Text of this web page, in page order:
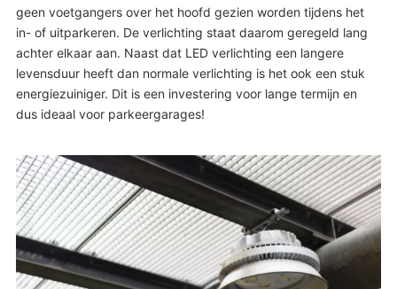
geen voetgangers over het hoofd gezien worden tijdens het
in- of uitparkeren. De verlichting staat daarom geregeld lang
achter elkaar aan. Naast dat LED verlichting een langere
levensduur heeft dan normale verlichting is het ook een stuk
energiezuiniger. Dit is een investering voor lange termijn en
dus ideaal voor parkeergarages!